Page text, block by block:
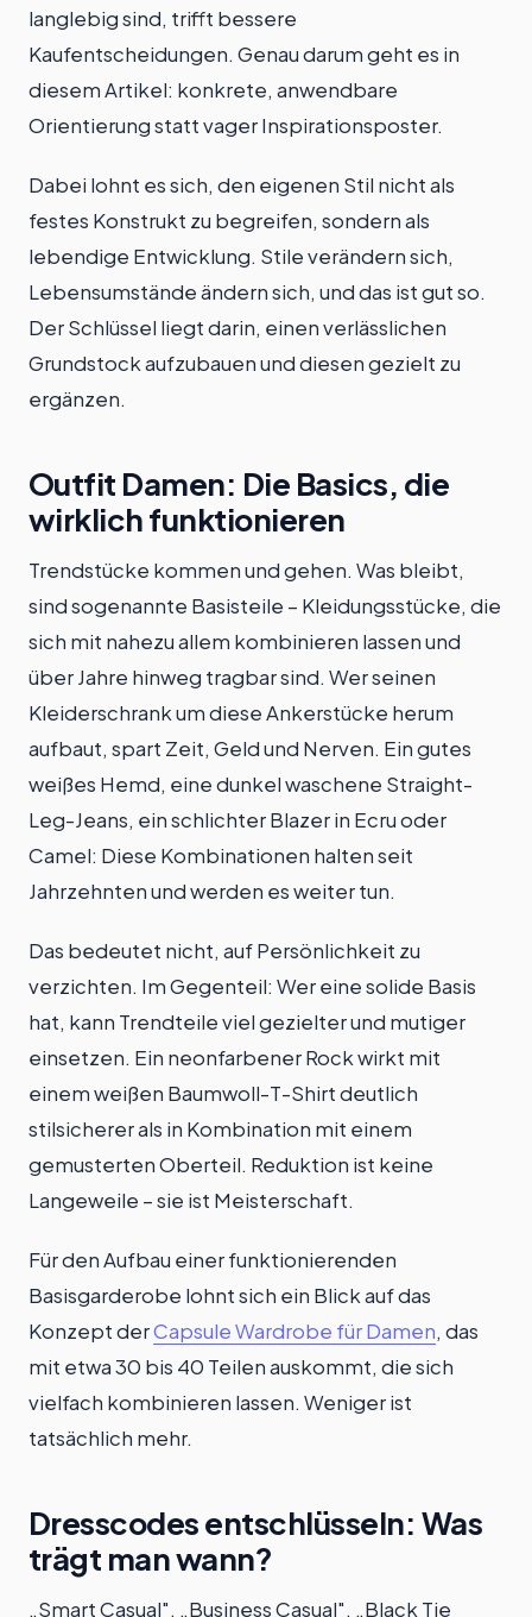
langlebig sind, trifft bessere
Kaufentscheidungen. Genau darum geht es in
diesem Artikel: konkrete, anwendbare
Orientierung statt vager Inspirationsposter.
Dabei lohnt es sich, den eigenen Stil nicht als
festes Konstrukt zu begreifen, sondern als
lebendige Entwicklung. Stile verändern sich,
Lebensumstände ändern sich, und das ist gut so.
Der Schlüssel liegt darin, einen verlässlichen
Grundstock aufzubauen und diesen gezielt zu
ergänzen.
Outfit Damen: Die Basics, die
wirklich funktionieren
Trendstücke kommen und gehen. Was bleibt,
sind sogenannte Basisteile – Kleidungsstücke, die
sich mit nahezu allem kombinieren lassen und
über Jahre hinweg tragbar sind. Wer seinen
Kleiderschrank um diese Ankerstücke herum
aufbaut, spart Zeit, Geld und Nerven. Ein gutes
weißes Hemd, eine dunkel waschene Straight-
Leg-Jeans, ein schlichter Blazer in Ecru oder
Camel: Diese Kombinationen halten seit
Jahrzehnten und werden es weiter tun.
Das bedeutet nicht, auf Persönlichkeit zu
verzichten. Im Gegenteil: Wer eine solide Basis
hat, kann Trendteile viel gezielter und mutiger
einsetzen. Ein neonfarbener Rock wirkt mit
einem weißen Baumwoll-T-Shirt deutlich
stilsicherer als in Kombination mit einem
gemusterten Oberteil. Reduktion ist keine
Langeweile – sie ist Meisterschaft.
Für den Aufbau einer funktionierenden
Basisgarderobe lohnt sich ein Blick auf das
Konzept derCapsule Wardrobe für Damen, das
mit etwa 30 bis 40 Teilen auskommt, die sich
vielfach kombinieren lassen. Weniger ist
tatsächlich mehr.
Dresscodes entschlüsseln: Was
trägt man wann?
„Smart Casual", „Business Casual", „Black Tie